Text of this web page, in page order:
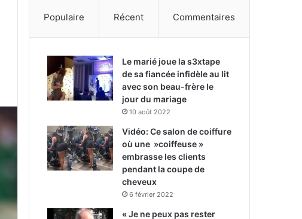
Populaire Récent Commentaires
Le marié joue la s3xtape
de sa fiancée infidèle au lit
avec son beau-frère le
jour du mariage
10 août 2022
Vidéo: Ce salon de coiffure
où une »coiffeuse »
embrasse les clients
pendant la coupe de
cheveux
6 février 2022
« Je ne peux pas rester